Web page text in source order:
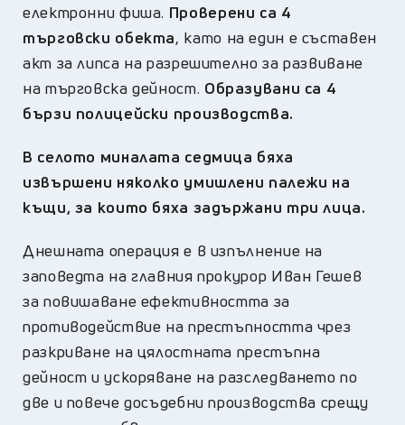
електронни фиша. Проверени са 4
търговски обекта, като на един е съставен
акт за липса на разрешително за развиване
на търговска дейност. Образувани са 4
бързи полицейски производства.
В селото миналата седмица бяха
извършени няколко умишлени палежи на
къщи, за които бяха задържани три лица.
Днешната операция е в изпълнение на
заповедта на главния прокурор Иван Гешев
за повишаване ефективността за
противодействие на престъпността чрез
разкриване на цялостната престъпна
дейност и ускоряване на разследването по
две и повече досъдебни производства срещу